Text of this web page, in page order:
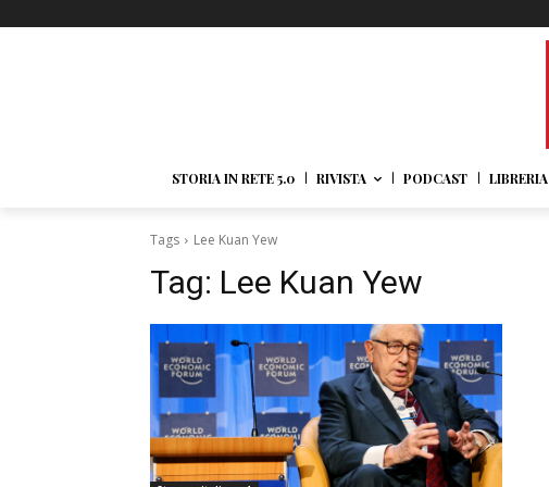
STORIA IN RETE 5.0 RIVISTA PODCAST LIBRERIA
Tags Lee Kuan Yew
Tag: Lee Kuan Yew